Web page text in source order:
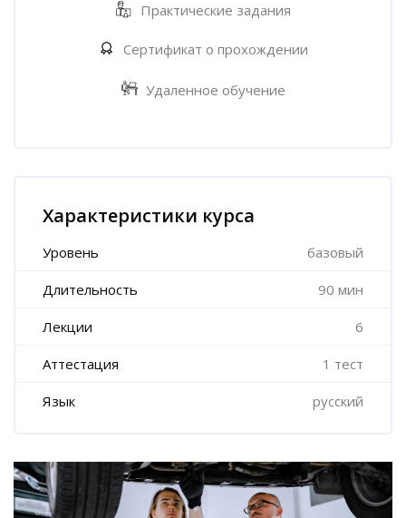
Практические задания
Сертификат о прохождении
Удаленное обучение
Характеристики курса
Уровень базовый
Длительность 90 мин
Лекции 6
Аттестация 1 тест
Язык русский
Пропустить [Cocoon] Пользовательский HTML